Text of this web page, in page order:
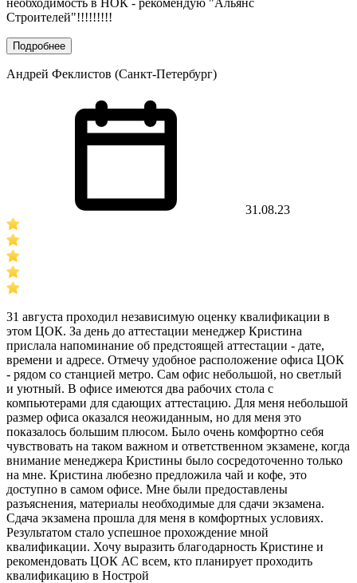
Строителей"!!!!!!!!!
Подробнее
Андрей Феклистов (Санкт-Петербург)
31.08.23
31 августа проходил независимую оценку квалификации в
этом ЦОК. За день до аттестации менеджер Кристина
прислала напоминание об предстоящей аттестации - дате,
времени и адресе. Отмечу удобное расположение офиса ЦОК
- рядом со станцией метро. Сам офис небольшой, но светлый
и уютный. В офисе имеются два рабочих стола с
компьютерами для сдающих аттестацию. Для меня небольшой
размер офиса оказался неожиданным, но для меня это
показалось большим плюсом. Было очень комфортно себя
чувствовать на таком важном и ответственном экзамене, когда
внимание менеджера Кристины было сосредоточенно только
на мне. Кристина любезно предложила чай и кофе, это
доступно в самом офисе. Мне были предоставлены
разъяснения, материалы необходимые для сдачи экзамена.
Сдача экзамена прошла для меня в комфортных условиях.
Результатом стало успешное прохождение мной
квалификации. Хочу выразить благодарность Кристине и
рекомендовать ЦОК АС всем, кто планирует проходить
квалификацию в Нострой